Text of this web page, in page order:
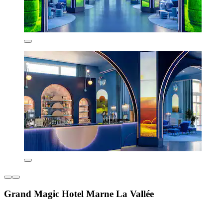
Grand Magic Hotel Marne La Vallée